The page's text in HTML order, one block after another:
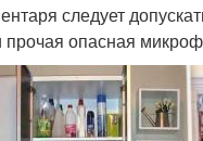
следует
прочая опасная